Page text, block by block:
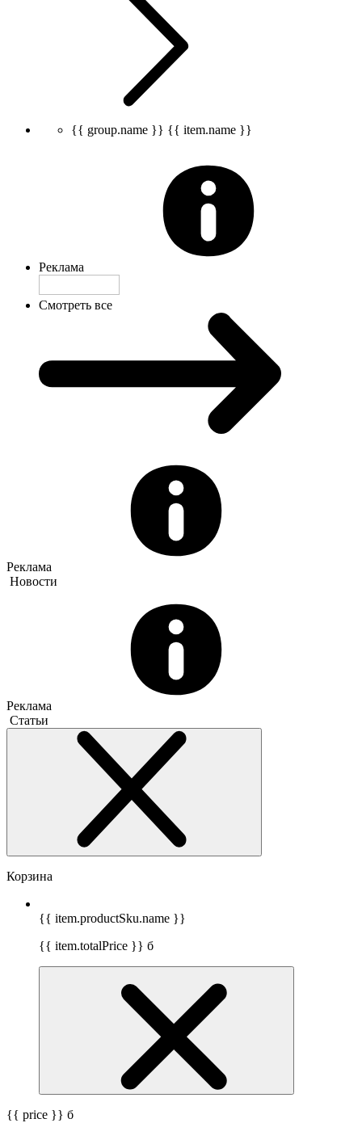
{{ group.name }} {{ item.name }}
Реклама
Смотреть все
Реклама
Новости
Реклама
Статьи
Корзина
{{ item.productSku.name }}
{{ item.totalPrice }} б
{{ price }} б